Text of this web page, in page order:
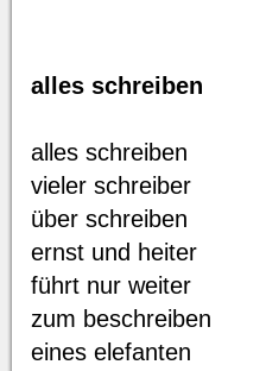
alles schreiben
alles schreiben
vieler schreiber
über schreiben
ernst und heiter
führt nur weiter
zum beschreiben
eines elefanten